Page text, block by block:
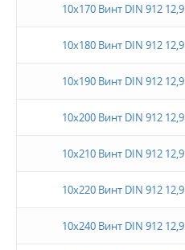
10х170 Винт DIN 912 12,9
10х180 Винт DIN 912 12,9
10х190 Винт DIN 912 12,9
10х200 Винт DIN 912 12,9
10х210 Винт DIN 912 12,9
10х220 Винт DIN 912 12,9
10х240 Винт DIN 912 12,9